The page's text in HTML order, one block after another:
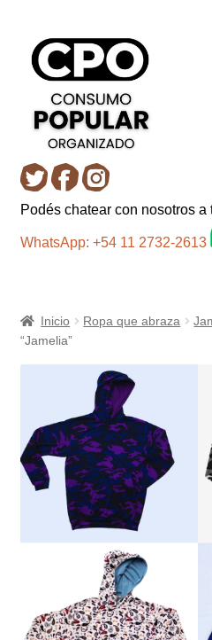
navegación
contenido
Inicio
Carro
Fondo AC
Noticias
Preguntas Frecuentes
Receso de verano
Retirando en Roca Negra
Sobre el Portal
Podés chatear con nosotros a
WhatsApp: +54 11 2732-2613
Inicio Ropa que abraza
“Jamelia”